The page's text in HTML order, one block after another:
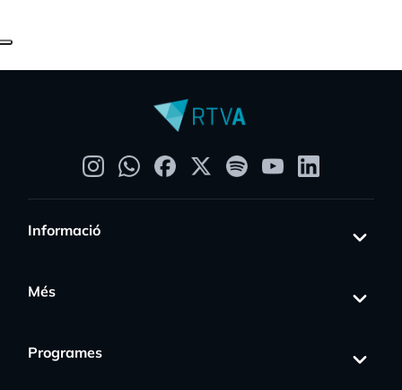
Informació
Més
Programes